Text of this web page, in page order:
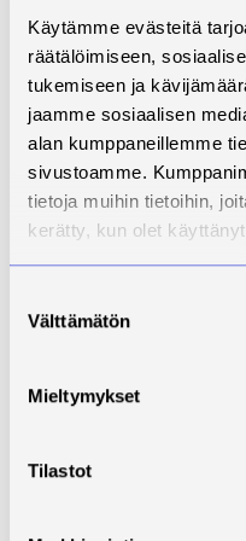
Käytämme evästeitä
räätälöimiseen,
tukemiseen ja
jaamme sosiaalisen
alan kumppaneillemme
sivustoamme.
tietoja muihin tietoihin,
kerätty, kun olet
valinta
Välttämätön
Mieltymykset
Tilastot